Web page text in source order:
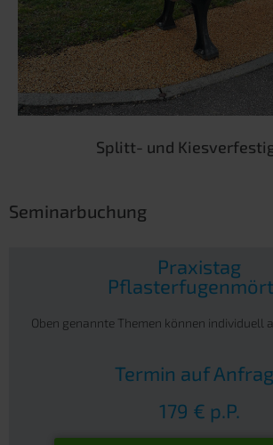
Splitt- und
Seminarbuchung
Praxistag
Oben genannte Themen können individuell
Termin auf
179 € p.P.